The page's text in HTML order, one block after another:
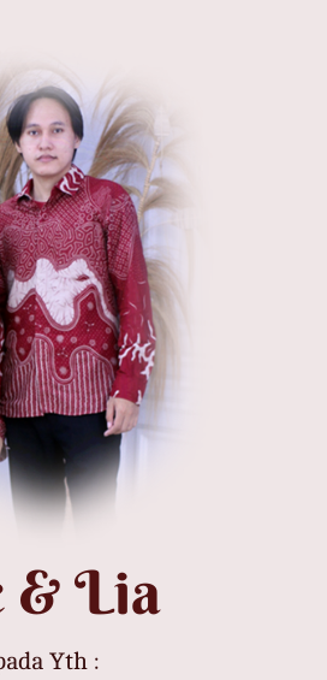
& Lia
Yth :